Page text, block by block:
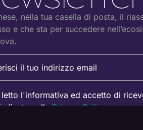
nella tua casella di posta, il
e che sta per succedere
letto l'informativa ed accetto di
nellaPrivacy Policy